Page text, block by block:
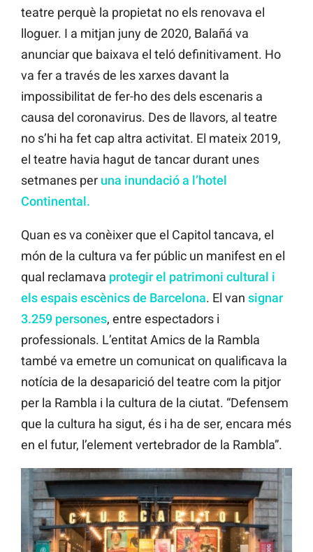
teatre perquè la propietat no els renovava el
lloguer. I a mitjan juny de 2020, Balañá va
anunciar que baixava el teló definitivament. Ho
va fer a través de les xarxes davant la
impossibilitat de fer-ho des dels escenaris a
causa del coronavirus. Des de llavors, al teatre
no s’hi ha fet cap altra activitat. El mateix 2019,
el teatre havia hagut de tancar durant unes
setmanes per una inundació a l’hotel
Continental.
Quan es va conèixer que el Capitol tancava, el
món de la cultura va fer públic un manifest en el
qual reclamava protegir el patrimoni cultural i
els espais escènics de Barcelona. El van signar
3.259 persones, entre espectadors i
professionals. L’entitat Amics de la Rambla
també va emetre un comunicat on qualificava la
notícia de la desaparició del teatre com la pitjor
per la Rambla i la cultura de la ciutat. “Defensem
que la cultura ha sigut, és i ha de ser, encara més
en el futur, l’element vertebrador de la Rambla”.